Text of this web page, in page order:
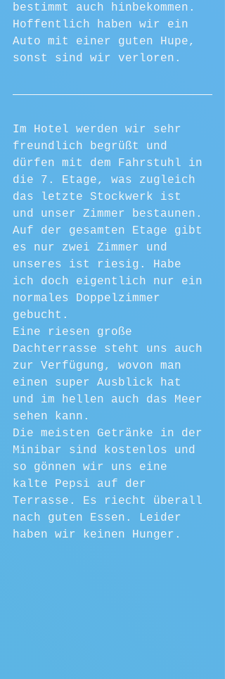
bestimmt auch hinbekommen.
Hoffentlich haben wir ein
Auto mit einer guten Hupe,
sonst sind wir verloren.
Im Hotel werden wir sehr
freundlich begrüßt und
dürfen mit dem Fahrstuhl in
die 7. Etage, was zugleich
das letzte Stockwerk ist
und unser Zimmer bestaunen.
Auf der gesamten Etage gibt
es nur zwei Zimmer und
unseres ist riesig. Habe
ich doch eigentlich nur ein
normales Doppelzimmer
gebucht.
Eine riesen große
Dachterrasse steht uns auch
zur Verfügung, wovon man
einen super Ausblick hat
und im hellen auch das Meer
sehen kann.
Die meisten Getränke in der
Minibar sind kostenlos und
so gönnen wir uns eine
kalte Pepsi auf der
Terrasse. Es riecht überall
nach guten Essen. Leider
haben wir keinen Hunger.